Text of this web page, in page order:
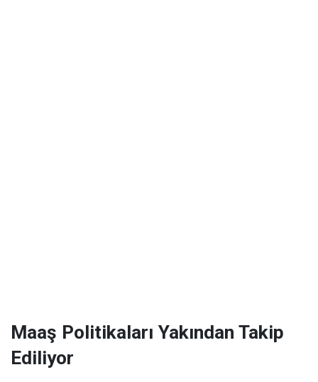
Maaş Politikaları Yakından Takip
Ediliyor